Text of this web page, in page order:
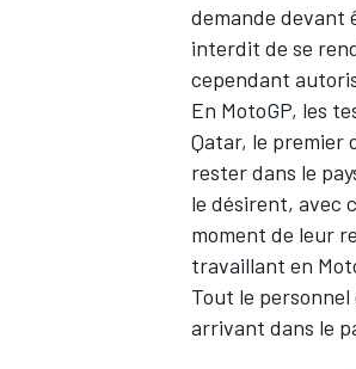
AUTRES
demande devant
interdit de se
cependant
En MotoGP, les
Qatar, le premier
rester dans le
le désirent, avec
moment de leur
travaillant en
Tout le
arrivant dans le